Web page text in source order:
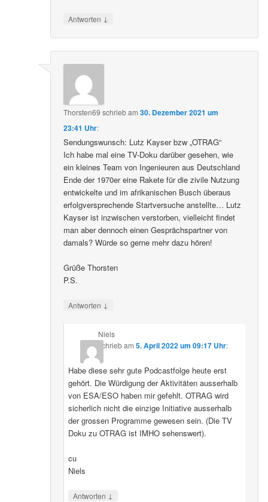
Antworten ↓
Thorsten69 schriebam30. Dezember 2021 um
23:41 Uhr:
Sendungswunsch: Lutz Kayser bzw „OTRAG“
Ich habe mal eine TV-Doku darüber gesehen, wie
ein kleines Team von Ingenieuren aus Deutschland
Ende der 1970er eine Rakete für die zivile Nutzung
entwickelte und im afrikanischen Busch überaus
erfolgversprechende Startversuche anstellte… Lutz
Kayser ist inzwischen verstorben, vielleicht findet
man aber dennoch einen Gesprächspartner von
damals? Würde so gerne mehr dazu hören!
Grüße Thorsten
P.S.
Antworten ↓
Niels
schriebam 5. April 2022 um 09:17 Uhr:
Habe diese sehr gute Podcastfolge heute erst
gehört. Die Würdigung der Aktivitäten ausserhalb
von ESA/ESO haben mir gefehlt. OTRAG wird
sicherlich nicht die einzige Initiative ausserhalb
der grossen Programme gewesen sein. (Die TV
Doku zu OTRAG ist IMHO sehenswert).
cu
Niels
Antworten ↓